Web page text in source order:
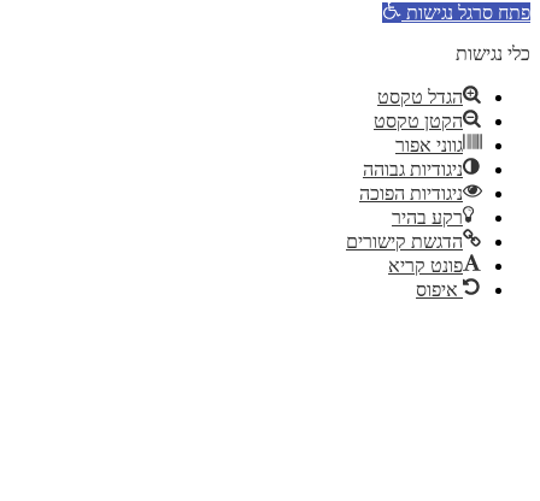
סרגל נגישות
נגישות
הגדל טקסט
הקטן טקסט
גווני אפור
ניגודיות גבוהה
ניגודיות הפוכה
רקע בהיר
הדגשת קישורים
פונט קריא
איפוס